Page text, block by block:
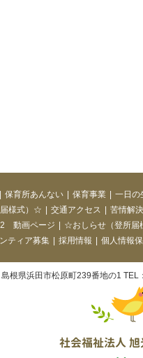
保育所あんない 保育事業 一日の
様式）☆ 交通アクセス 苦情解
動画ページ ☆おしらせ（登所届
ティア募集
採用情報 個人情報
根県浜田市松原町239番地の1